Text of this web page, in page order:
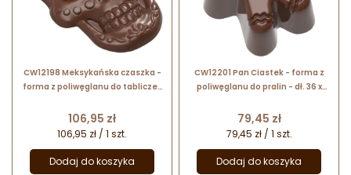
CW12198 Meksykańska czaszka -
forma z poliwęglanu do tabliczek
16 mm / poj. 135 g
Cena
106,95 zł
106,95 zł / 1 szt.
Dodaj do koszyka
CW12201 Pan Ciastek - forma z
poliwęglanu do pralin - dł. 36 x
pralin - Chocolate World
Cena
79,45 zł
79,45 zł / 1 szt.
Dodaj do koszyka